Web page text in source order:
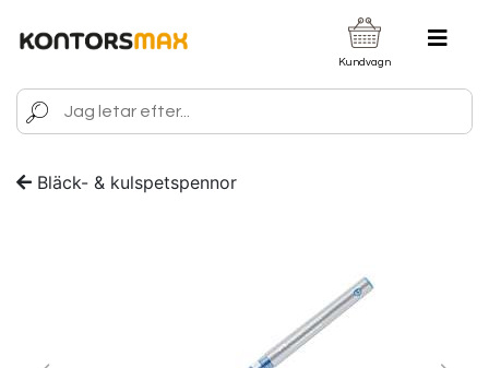
Kundvagn
Bläck- & kulspetspennor